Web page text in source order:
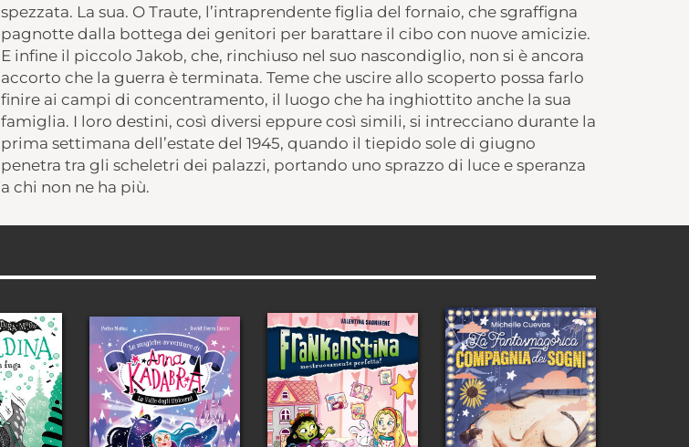
spezzata. La sua. O Traute, l’intraprendente figlia del fornaio, che sgraffigna
pagnotte dalla bottega dei genitori per barattare il cibo con nuove amicizie.
E infine il piccolo Jakob, che, rinchiuso nel suo nascondiglio, non si è ancora
accorto che la guerra è terminata. Teme che uscire allo scoperto possa farlo
finire ai campi di concentramento, il luogo che ha inghiottito anche la sua
famiglia. I loro destini, così diversi eppure così simili, si intrecciano durante la
prima settimana dell’estate del 1945, quando il tiepido sole di giugno
penetra tra gli scheletri dei palazzi, portando uno sprazzo di luce e speranza
a chi non ne ha più.